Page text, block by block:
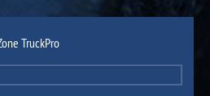
TruckPro